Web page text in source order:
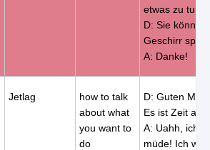
etwas zu tun
D: Sie
Geschirr
A: Danke!
Jetlag
how to talk
about what
you want to
do
D: Guten
Es ist Zeit
A: Uahh, ich
müde! Ich will